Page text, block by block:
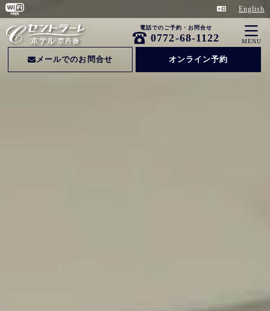
English
電話でのご予約・お問合せ
0772-68-1122
メールでのお問合せ オンライン予約
MENU